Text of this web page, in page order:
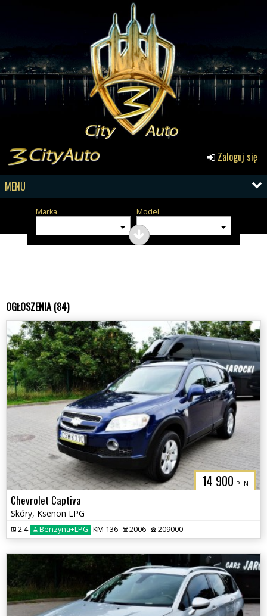
Zaloguj się
MENU
Marka Model
OGŁOSZENIA (84)
14 900 PLN
Chevrolet Captiva
Skóry, Ksenon LPG
2.4 Benzyna+LPG KM 136 2006 209000